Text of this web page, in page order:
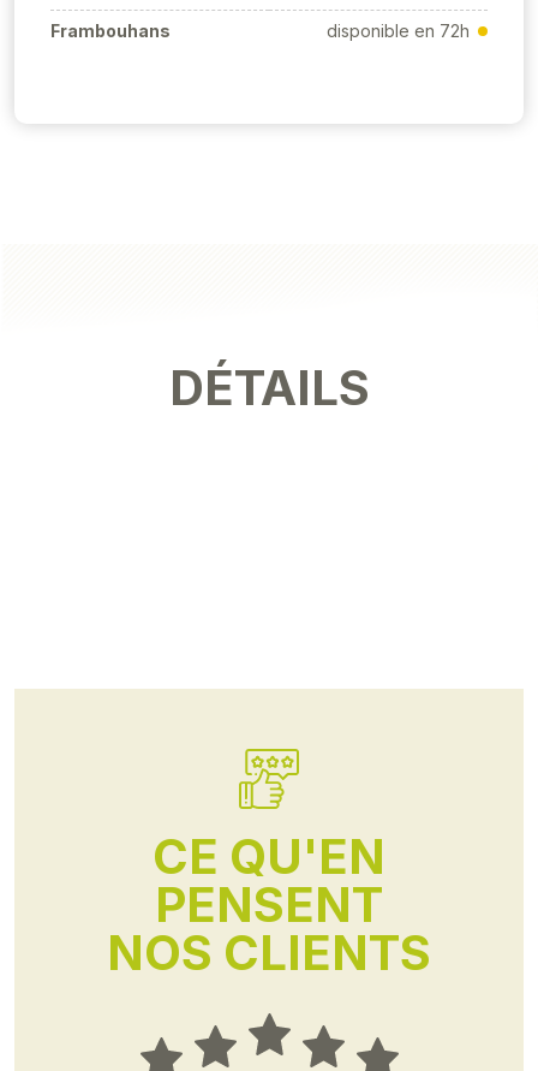
Frambouhans disponible en 72h
DÉTAILS
CE QU'EN
PENSENT
NOS CLIENTS